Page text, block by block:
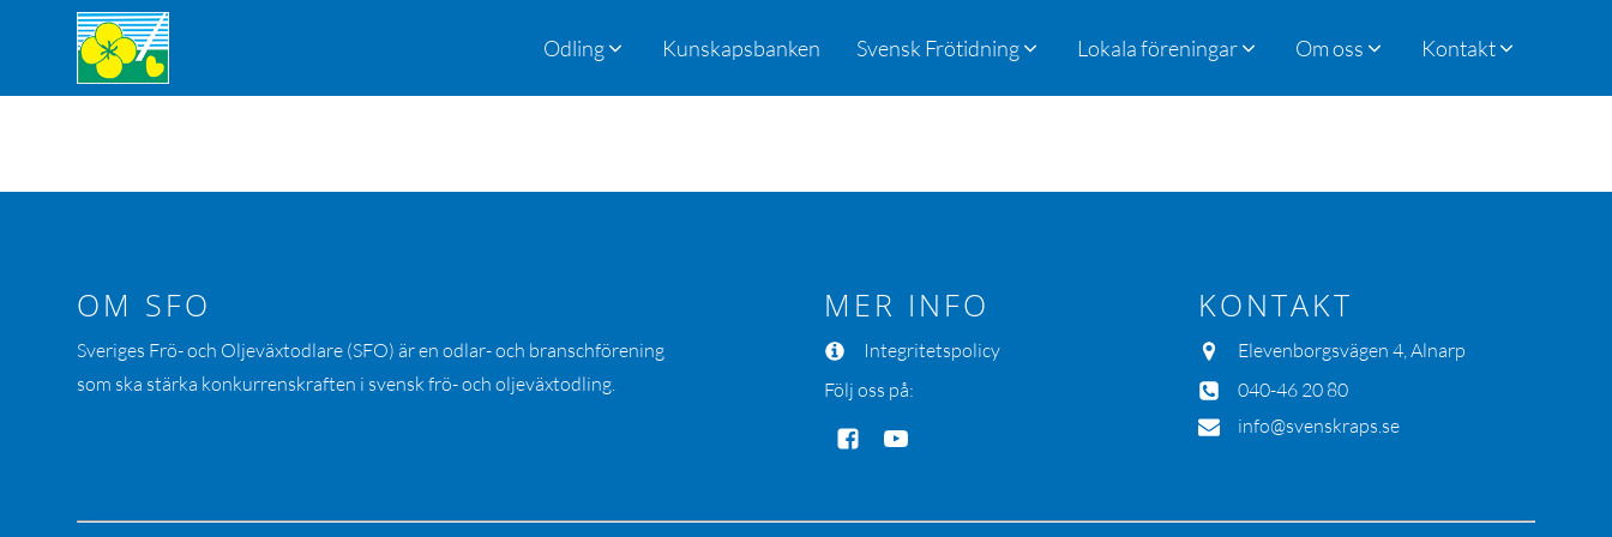
Odling Kunskapsbanken Svensk Frötidning Lokala föreningar Om oss Kontakt
OM SFO
Sveriges Frö- och Oljeväxtodlare (SFO) är en odlar- och branschförening
som ska stärka konkurrenskraften i svensk frö- och oljeväxtodling.
MER INFO
Integritetspolicy
Följ oss på:
KONTAKT
Elevenborgsvägen 4, Alnarp
040-46 20 80
info@svenskraps.se